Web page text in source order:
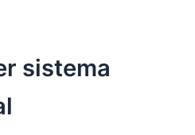
sistema